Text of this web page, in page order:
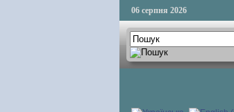
06 серпня 2026